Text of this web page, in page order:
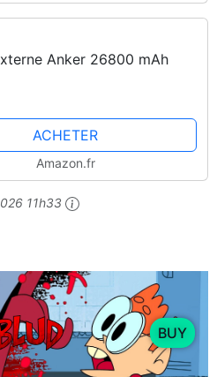
Anker 26800 mAh
ACHETER
Amazon.fr
11h33
BUY